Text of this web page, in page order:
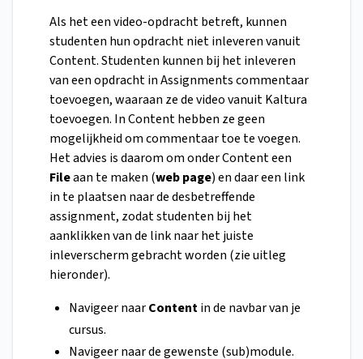
Als het een video-opdracht betreft, kunnen
studenten hun opdracht niet inleveren vanuit
Content. Studenten kunnen bij het inleveren
van een opdracht in Assignments commentaar
toevoegen, waaraan ze de video vanuit Kaltura
toevoegen. In Content hebben ze geen
mogelijkheid om commentaar toe te voegen.
Het advies is daarom om onder Content een
Fileaan te maken (web page) en daar een link
in te plaatsen naar de desbetreffende
assignment, zodat studenten bij het
aanklikken van de link naar het juiste
inleverscherm gebracht worden (zie uitleg
hieronder).
Navigeer naarContentin de navbar van je
cursus.
Navigeer naar de gewenste (sub)module.